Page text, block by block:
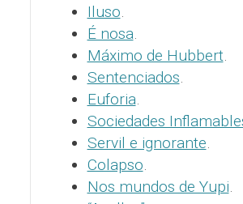
Iluso.
É nosa.
Máximo de Hubbert.
Sentenciados.
Euforia.
Sociedades
Servil e ignorante.
Colapso.
Nos mundos de Yupi.